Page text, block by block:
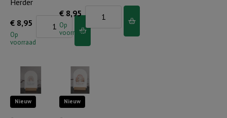
Herder
€ 8,95
Op
voorraad
Wit
€ 8,95
Op
voorraad
voor
-
Jij
bent
er
Nieuw Nieuw